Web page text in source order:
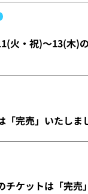
火・祝)～13(木)
「完売」いたしま
ケットは「完売